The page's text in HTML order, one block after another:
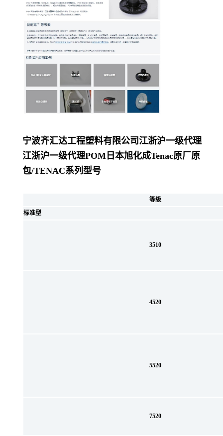
宁波齐汇达工程塑料有限公司江浙沪一级代理
江浙沪一级代理POM日本旭化成Tenac原厂原
包/TENAC系列型号
等级
标准型
3510
4520
5520
7520